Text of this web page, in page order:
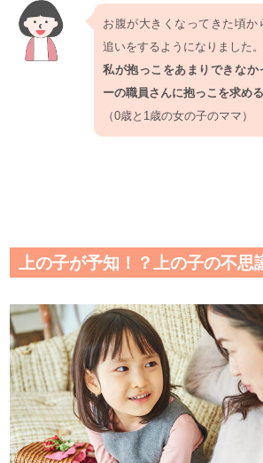
お腹が大きくなってきた頃か
追いをするようになりました。
私が抱っこをあまりできなか
ーの職員さんに抱っこを求める
（0歳と1歳の女の子のママ）
上の子が予知！？上の子の不思